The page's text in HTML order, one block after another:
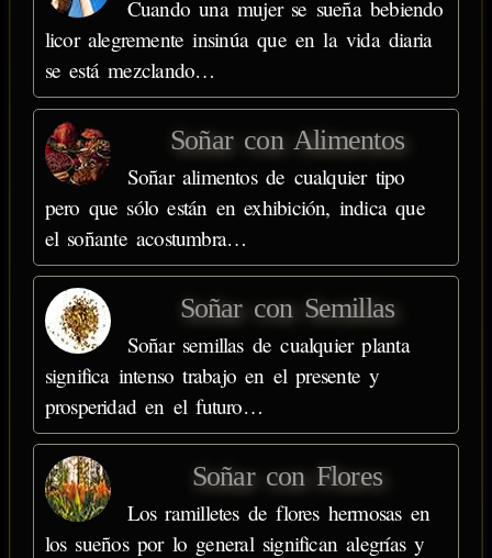
Cuando una mujer se sueña bebiendo
licor alegremente insinúa que en la vida diaria
se está mezclando…
Soñar con Alimentos
Soñar alimentos de cualquier tipo
pero que sólo están en exhibición, indica que
el soñante acostumbra…
Soñar con Semillas
Soñar semillas de cualquier planta
significa intenso trabajo en el presente y
prosperidad en el futuro…
Soñar con Flores
Los ramilletes de flores hermosas en
los sueños por lo general significan alegrías y